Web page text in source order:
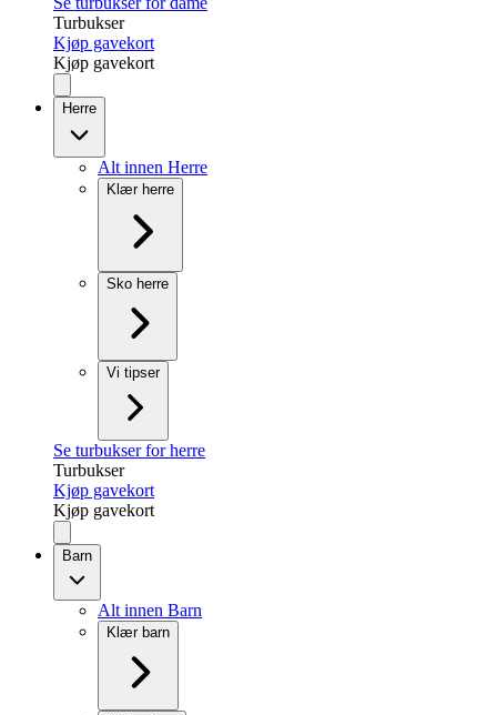
Turbukser
Kjøp gavekort
Kjøp gavekort
Herre
Alt innen Herre
Klær herre
Sko herre
Vi tipser
Se turbukser for herre
Turbukser
Kjøp gavekort
Kjøp gavekort
Barn
Alt innen Barn
Klær barn